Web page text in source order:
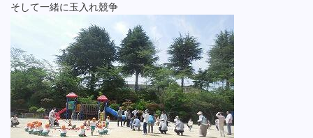
そして一緒に玉入れ競争